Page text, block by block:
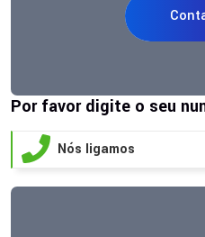
Por favor digite o seu
Nós ligamos